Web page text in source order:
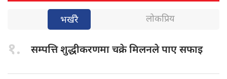
भर्खरै लोकप्रिय
१. सम्पत्ति शुद्धीकरणमाचक्रे मिलनले पाए सफाइ